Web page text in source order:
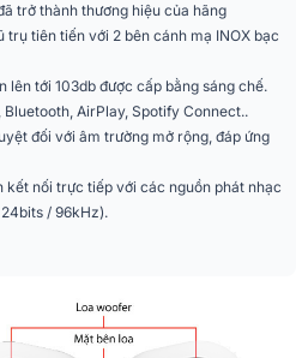
Cổng quang (Optical), Ethenet
Devialet
Nhựa cao cấp
trở thành thương hiệu của hãng
tiên tiến với 2 bên cánh mạ INOX bạc
lên tới 103db được cấp bằng sáng chế.
AirPlay, Spotify Connect..
đối với âm trường mở rộng, đáp ứng
kết nối trực tiếp với các nguồn phát nhạc
/ 96kHz).